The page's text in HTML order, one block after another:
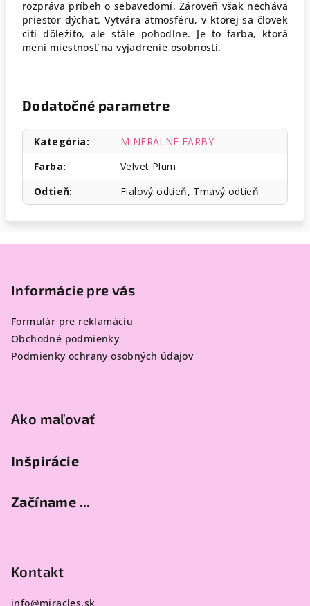
rozpráva príbeh o sebavedomí. Zároveň však necháva
priestor dýchať. Vytvára atmosféru, v ktorej sa človek
cíti dôležito, ale stále pohodlne. Je to farba, ktorá
mení miestnosť na vyjadrenie osobnosti.
Dodatočné parametre
Kategória:
MINERÁLNE FARBY
Farba:
Velvet Plum
Odtieň: Fialový odtieň, Tmavý odtieň
Informácie pre vás
Formulár pre reklamáciu
Obchodné podmienky
Podmienky ochrany osobných údajov
Ako maľovať
Inšpirácie
Začíname ...
Kontakt
info@miracles.sk